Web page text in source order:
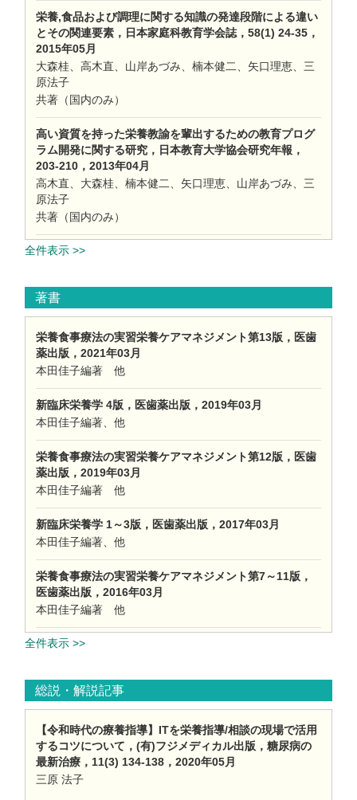
栄養,食品および調理に関する知識の発達段階による違い
とその関連要素，日本家庭科教育学会誌，58(1) 24-35，
2015年05月
大森桂、高木直、山岸あづみ、楠本健二、矢口理恵、三
原法子
共著（国内のみ）
高い資質を持った栄養教諭を輩出するための教育プログ
ラム開発に関する研究，日本教育大学協会研究年報，
203-210，2013年04月
高木直、大森桂、楠本健二、矢口理恵、山岸あづみ、三
原法子
共著（国内のみ）
全件表示 >>
著書
栄養食事療法の実習栄養ケアマネジメント第13版，医歯
薬出版，2021年03月
本田佳子編著 他
新臨床栄養学 4版，医歯薬出版，2019年03月
本田佳子編著、他
栄養食事療法の実習栄養ケアマネジメント第12版，医歯
薬出版，2019年03月
本田佳子編著 他
新臨床栄養学 1～3版，医歯薬出版，2017年03月
本田佳子編著、他
栄養食事療法の実習栄養ケアマネジメント第7～11版，
医歯薬出版，2016年03月
本田佳子編著 他
全件表示 >>
総説・解説記事
【令和時代の療養指導】ITを栄養指導/相談の現場で活用
するコツについて，(有)フジメディカル出版，糖尿病の
最新治療，11(3) 134-138，2020年05月
三原 法子